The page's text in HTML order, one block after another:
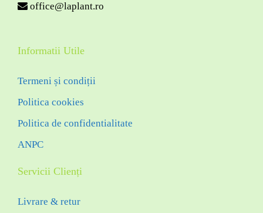
office@laplant.ro
Informatii Utile
Termeni și condiții
Politica cookies
Politica de confidentialitate
ANPC
Servicii Clienți
Livrare & retur